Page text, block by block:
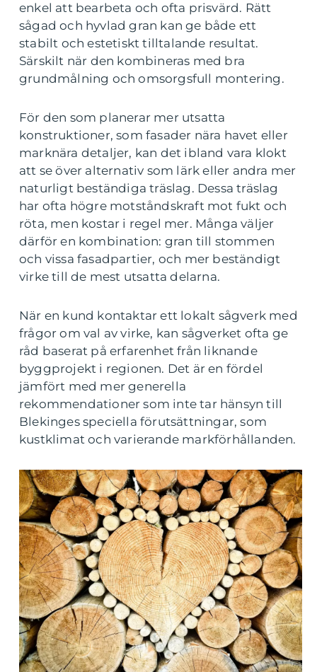
enkel att bearbeta och ofta prisvärd. Rätt
sågad och hyvlad gran kan ge både ett
stabilt och estetiskt tilltalande resultat.
Särskilt när den kombineras med bra
grundmålning och omsorgsfull montering.
För den som planerar mer utsatta
konstruktioner, som fasader nära havet eller
marknära detaljer, kan det ibland vara klokt
att se över alternativ som lärk eller andra mer
naturligt beständiga träslag. Dessa träslag
har ofta högre motståndskraft mot fukt och
röta, men kostar i regel mer. Många väljer
därför en kombination: gran till stommen
och vissa fasadpartier, och mer beständigt
virke till de mest utsatta delarna.
När en kund kontaktar ett lokalt sågverk med
frågor om val av virke, kan sågverket ofta ge
råd baserat på erfarenhet från liknande
byggprojekt i regionen. Det är en fördel
jämfört med mer generella
rekommendationer som inte tar hänsyn till
Blekinges speciella förutsättningar, som
kustklimat och varierande markförhållanden.